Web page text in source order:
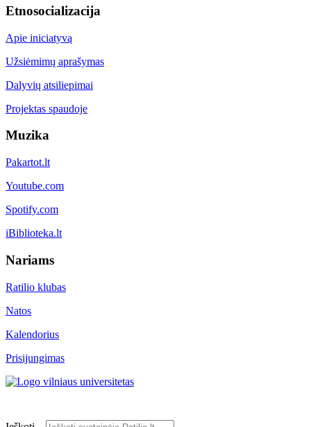
Etnosocializacija
Apie iniciatyvą
Užsiėmimų aprašymas
Dalyvių atsiliepimai
Projektas spaudoje
Muzika
Pakartot.lt
Youtube.com
Spotify.com
iBiblioteka.lt
Nariams
Ratilio klubas
Natos
Kalendorius
Prisijungimas